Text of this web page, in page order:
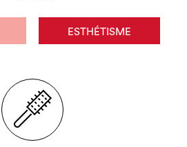
ESTHÉTISME